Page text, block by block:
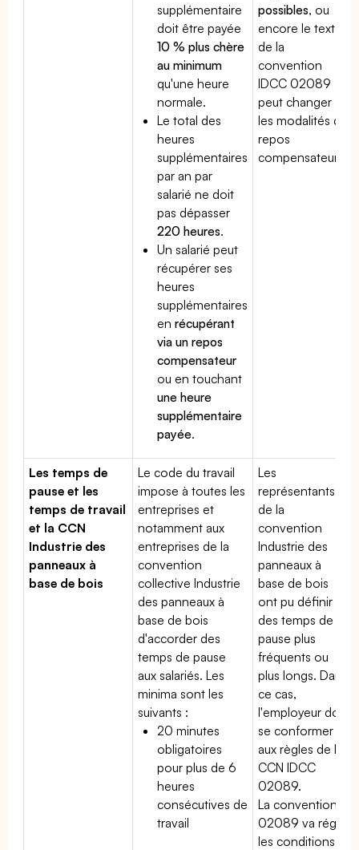
supplémentaire
doit être payée
10 % plus chère
au minimum
qu'une heure
normale.
Le total des
heures
supplémentaires
par an par
salarié ne doit
pas dépasser
220 heures.
Un salarié peut
récupérer ses
heures
supplémentaires
enrécupérant
via un repos
compensateur
ou en touchant
une heure
supplémentaire
payée.
possibles, ou
encore le texte
de la
convention
IDCC 02089
peut changer
les modalités du
repos
compensateur.
Les temps de
pause et les
temps de travail
et la CCN
Industrie des
panneaux à
base de bois
Le code du travail
impose à toutes les
entreprises et
notamment aux
entreprises de la
convention
collective Industrie
des panneaux à
base de bois
d'accorder des
temps de pause
aux salariés. Les
minima sont les
suivants :
20 minutes
obligatoires
pour plus de 6
heures
consécutives de
travail
Les
représentants
de la
convention
Industrie des
panneaux à
base de bois
ont pu définir
des temps de
pause plus
fréquents ou
plus longs. Dans
ce cas,
l'employeur doit
se conformer
aux règles de la
CCN IDCC
02089.
La convention
02089 va régir
les conditions